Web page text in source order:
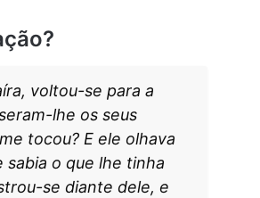
voltou-se para a
lhe os seus
tocou? E ele olhava
sabia o que lhe tinha
se diante dele, e